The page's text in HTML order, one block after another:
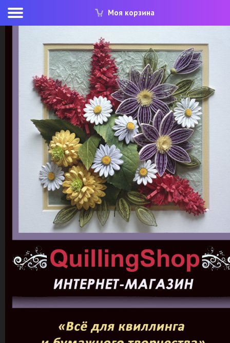
Моя корзина